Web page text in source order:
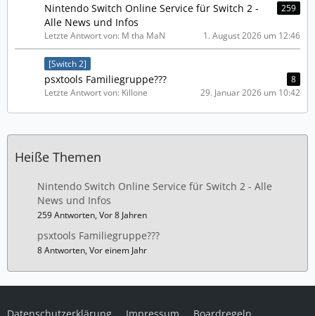
Nintendo Switch Online Service für Switch 2 -
Alle News und Infos
259
Letzte Antwort von: M tha MaN 1. August 2026 um 12:46
[Switch 2]
psxtools Familiegruppe???
8
Letzte Antwort von: Killone
29. Januar 2026 um 10:42
Heiße Themen
Nintendo Switch Online Service für Switch 2 - Alle
News und Infos
259 Antworten, Vor 8 Jahren
psxtools Familiegruppe???
8 Antworten, Vor einem Jahr